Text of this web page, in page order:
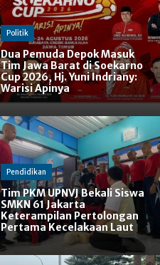
Politik
Dua Pemuda Depok Masuk
Tim Jawa Barat di Soekarno
Cup 2026, Hj. Yuni Indriany:
Warisi Apinya
Pendidikan
Tim PKM UPNVJ Bekali Siswa
SMKN 61 Jakarta
Keterampilan Pertolongan
Pertama Kecelakaan Laut